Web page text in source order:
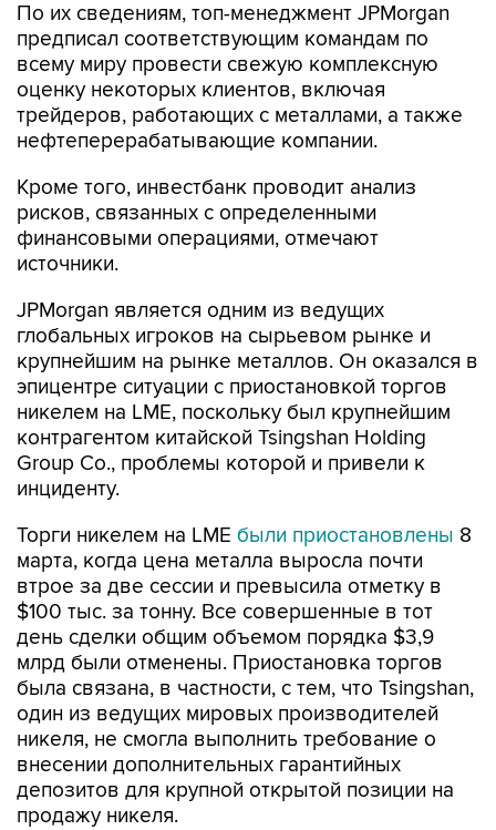
По их сведениям, топ-менеджмент JPMorgan
предписал соответствующим командам по
всему миру провести свежую комплексную
оценку некоторых клиентов, включая
трейдеров, работающих с металлами, а также
нефтеперерабатывающие компании.
Кроме того, инвестбанк проводит анализ
рисков, связанных с определенными
финансовыми операциями, отмечают
источники.
JPMorgan является одним из ведущих
глобальных игроков на сырьевом рынке и
крупнейшим на рынке металлов. Он оказался в
эпицентре ситуации с приостановкой торгов
никелем на LME, поскольку был крупнейшим
контрагентом китайской Tsingshan Holding
Group Co., проблемы которой и привели к
инциденту.
Торги никелем на LME были приостановлены 8
марта, когда цена металла выросла почти
втрое за две сессии и превысила отметку в
$100 тыс. за тонну. Все совершенные в тот
день сделки общим объемом порядка $3,9
млрд были отменены. Приостановка торгов
была связана, в частности, с тем, что Tsingshan,
один из ведущих мировых производителей
никеля, не смогла выполнить требование о
внесении дополнительных гарантийных
депозитов для крупной открытой позиции на
продажу никеля.